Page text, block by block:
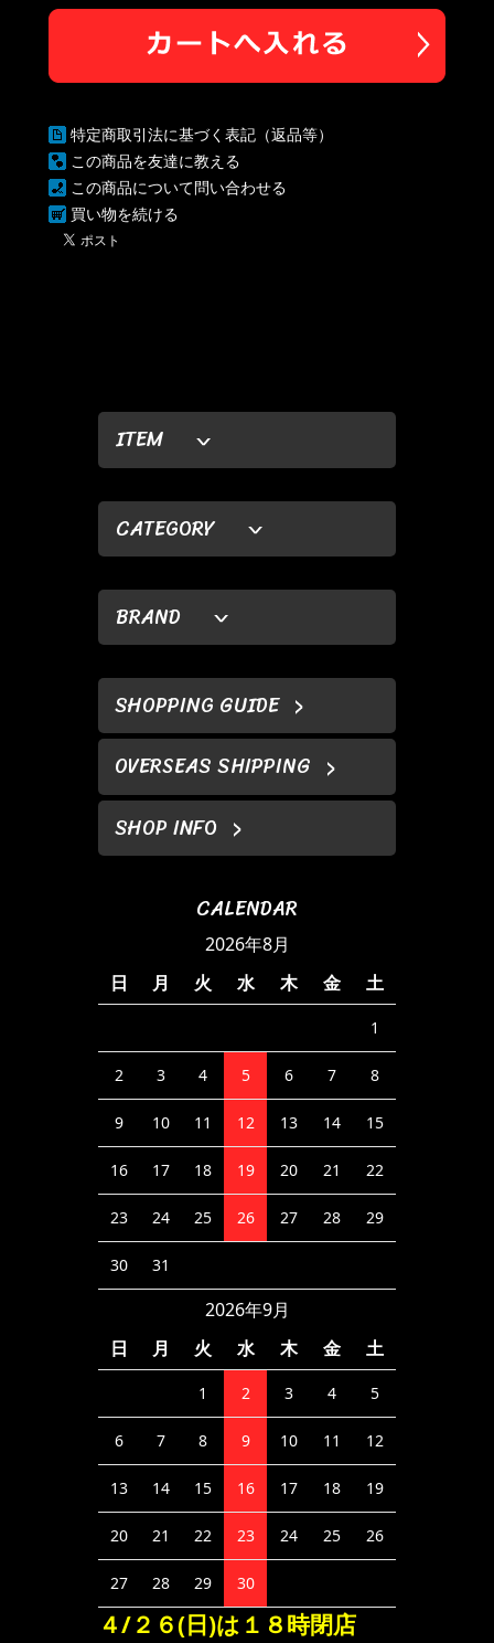
ITEM
CATEGORY
BRAND
SHOPPING GUIDE
OVERSEAS SHIPPING
SHOP INFO
CALENDAR
2026年8月
日
月 火 水 木 金 土
1
2 3 4 5 6 7 8
9 10 11 12 13 14 15
16 17 18 19 20 21 22
23 24 25 26 27 28 29
30 31
2026年9月
日
月 火 水 木 金 土
1 2 3 4 5
6 7 8 9 10 11 12
13 14 15 16 17 18 19
20 21 22 23 24 25 26
27 28 29 30
４/２６(日)は１８時閉店
特定商取引法に基づく表記（返品等）
この商品を友達に教える
この商品について問い合わせる
買い物を続ける